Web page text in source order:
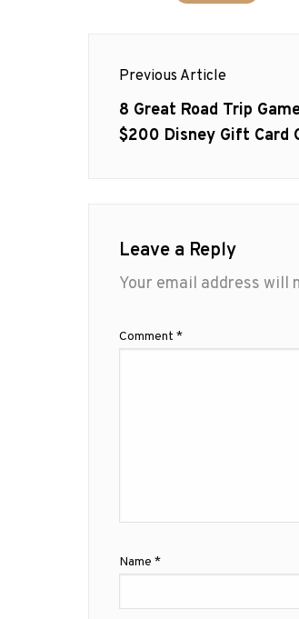
navigation
Previous Article
Previous
post:
8 Great Road Trip
$200 Disney Gift Card
Leave a Reply
Your email address will
Comment *
Name *